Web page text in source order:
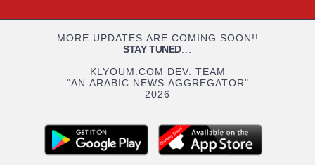
MORE UPDATES ARE COMING SOON!!
STAY TUNED...
KLYOUM.COM DEV. TEAM
"AN ARABIC NEWS AGGREGATOR"
2026